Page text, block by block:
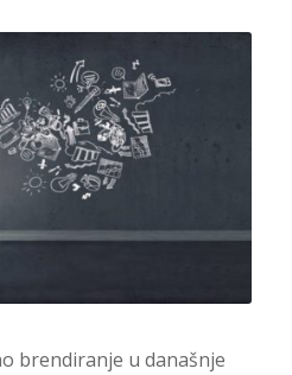
brendiranje u današnje